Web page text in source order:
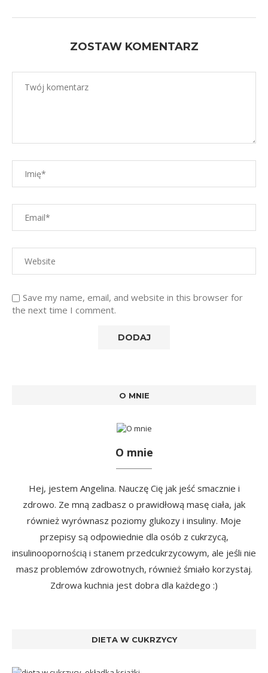
ZOSTAW KOMENTARZ
Save my name, email, and website in this browser for
the next time I comment.
O MNIE
O mnie
Hej, jestem Angelina. Nauczę Cię jak jeść smacznie i
zdrowo. Ze mną zadbasz o prawidłową masę ciała, jak
również wyrównasz poziomy glukozy i insuliny. Moje
przepisy są odpowiednie dla osób z cukrzycą,
insulinoopornością i stanem przedcukrzycowym, ale jeśli nie
masz problemów zdrowotnych, również śmiało korzystaj.
Zdrowa kuchnia jest dobra dla każdego :)
DIETA W CUKRZYCY